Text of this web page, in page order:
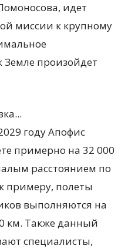
идет
миссии к крупному
Земле произойдет
году Апофис
примерно на 32 000
расстоянием по
примеру, полеты
выполняются на
км. Также данный
специалисты,